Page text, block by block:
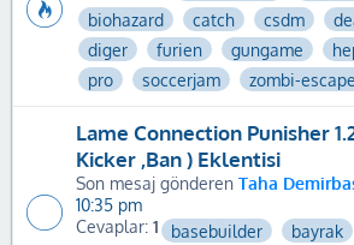
biohazard
catch csdm
diger
furien gungame
pro
soccerjam zombi-escape
Lame Connection Punisher
Kicker ,Ban ) Eklentisi
Son mesaj gönderen Taha
10:35 pm
Cevaplar: 1 basebuilder bayrak